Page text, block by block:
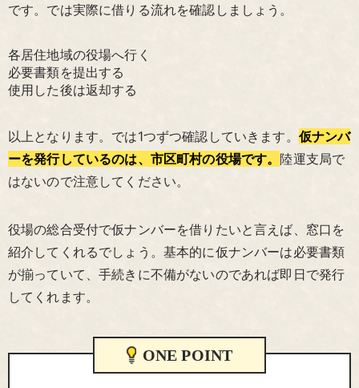
です。では実際に借りる流れを確認しましょう。
各居住地域の役場へ行く
必要書類を提出する
使用した後は返却する
以上となります。では1つずつ確認していきます。 仮ナンバ
ーを発行しているのは、市区町村の役場です。 陸運支局で
はないので注意してください。
役場の総合受付で仮ナンバーを借りたいと言えば、窓口を
紹介してくれるでしょう。基本的に仮ナンバーは必要書類
が揃っていて、手続きに不備がないのであれば即日で発行
してくれます。
ONE POINT